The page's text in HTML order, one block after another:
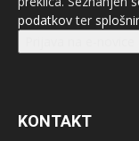
podatkovter
KONTAKT